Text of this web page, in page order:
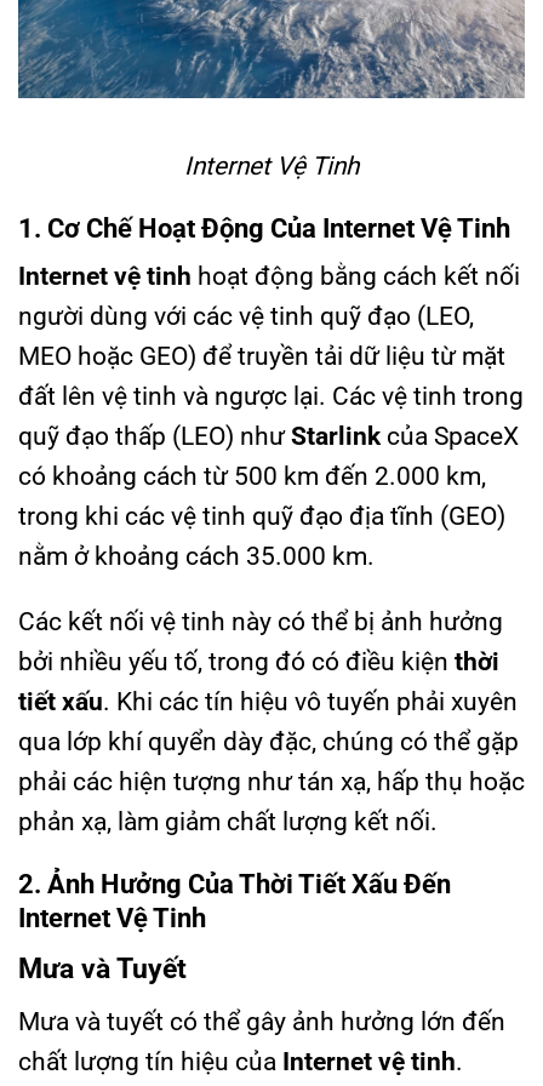
Internet Vệ Tinh
1. Cơ Chế Hoạt Động Của Internet Vệ Tinh
Internet vệ tinh hoạt động bằng cách kết nối
người dùng với các vệ tinh quỹ đạo (LEO,
MEO hoặc GEO) để truyền tải dữ liệu từ mặt
đất lên vệ tinh và ngược lại. Các vệ tinh trong
quỹ đạo thấp (LEO) nhưStarlinkcủa SpaceX
có khoảng cách từ 500 km đến 2.000 km,
trong khi các vệ tinh quỹ đạo địa tĩnh (GEO)
nằm ở khoảng cách 35.000 km.
Các kết nối vệ tinh này có thể bị ảnh hưởng
bởi nhiều yếu tố, trong đó có điều kiện thời
tiết xấu. Khi các tín hiệu vô tuyến phải xuyên
qua lớp khí quyển dày đặc, chúng có thể gặp
phải các hiện tượng như tán xạ, hấp thụ hoặc
phản xạ, làm giảm chất lượng kết nối.
2. Ảnh Hưởng Của Thời Tiết Xấu Đến
Internet Vệ Tinh
Mưa và Tuyết
Mưa và tuyết có thể gây ảnh hưởng lớn đến
chất lượng tín hiệu của Internet vệ tinh.